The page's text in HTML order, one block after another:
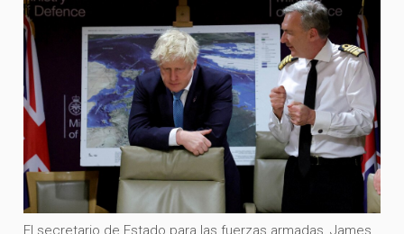
El secretario de Estado para las fuerzas armadas, James